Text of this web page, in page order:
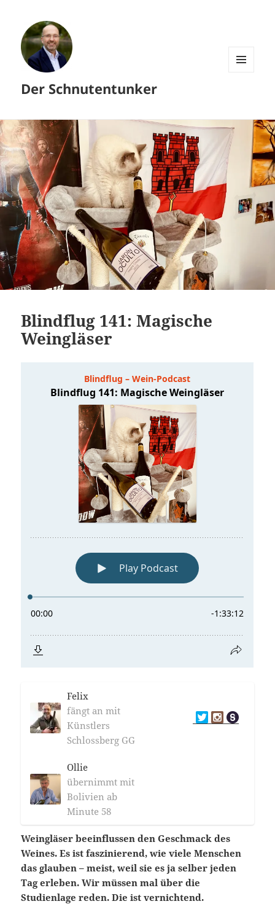
Der Schnutentunker
Blindflug 141: Magische
Weingläser
Felix
fängt an mit
Künstlers
Schlossberg GG
Ollie
übernimmt mit
Bolivien ab
Minute 58
Weingläser beeinflussen den Geschmack des
Weines. Es ist faszinierend, wie viele Menschen
das glauben – meist, weil sie es ja selber jeden
Tag erleben. Wir müssen mal über die
Studienlage reden. Die ist vernichtend.